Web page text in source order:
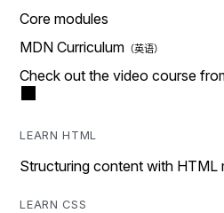
Core modules
MDN Curriculum
Check out the video course
LEARN HTML
Structuring content with HTML
LEARN CSS